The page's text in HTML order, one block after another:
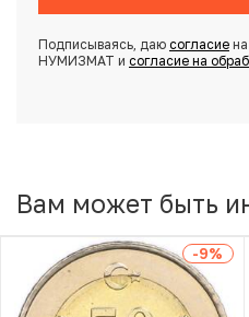
Подписываясь, даю согласиена
НУМИЗМАТ и согласие на
Вам может быть
-9%